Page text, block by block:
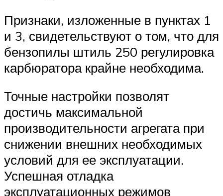
Признаки, изложенные в пунктах 1
и 3, свидетельствуют о том, что для
бензопилы штиль 250 регулировка
карбюратора крайне необходима.
Точные настройки позволят
достичь максимальной
производительности агрегата при
снижении внешних необходимых
условий для ее эксплуатации.
Успешная отладка
эксплуатационных режимов